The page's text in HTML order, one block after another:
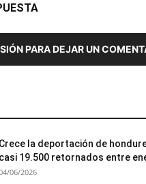
PARA DEJAR UN
Crece la deportación de
casi 19.500 retornados entre
06/2026